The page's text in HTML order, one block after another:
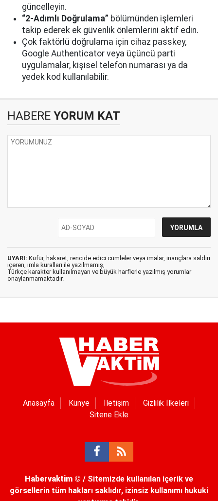
güncelleyin.
“2-Adımlı Doğrulama” bölümünden işlemleri
takip ederek ek güvenlik önlemlerini aktif edin.
Çok faktörlü doğrulama için cihaz passkey,
Google Authenticator veya üçüncü parti
uygulamalar, kişisel telefon numarası ya da
yedek kod kullanılabilir.
HABERE YORUM KAT
UYARI: Küfür, hakaret, rencide edici cümleler veya imalar, inançlara saldırı
içeren, imla kuralları ile yazılmamış,
Türkçe karakter kullanılmayan ve büyük harflerle yazılmış yorumlar
onaylanmamaktadır.
Anasayfa Künye İletişim
Gizlilik İlkeleri
Sitene Ekle
Habervaktim © / Sitemizde kullanılan içerik ve
görsellerin tüm hakları saklıdır, izinsiz kullanımı hukuki